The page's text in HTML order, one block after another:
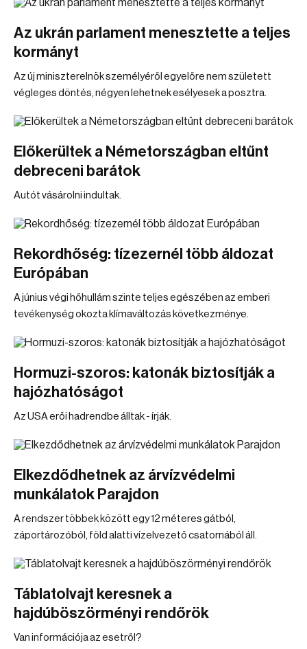
Az ukrán parlament menesztette a teljes
kormányt
Az új miniszterelnök személyéről egyelőre nem született
végleges döntés, négyen lehetnek esélyesek a posztra.
Előkerültek a Németországban eltűnt
debreceni barátok
Autót vásárolni indultak.
Rekordhőség: tízezernél több áldozat
Európában
A június végi hőhullám szinte teljes egészében az emberi
tevékenység okozta klímaváltozás következménye.
Hormuzi-szoros: katonák biztosítják a
hajózhatóságot
Az USA erői hadrendbe álltak - írják.
Elkezdődhetnek az árvízvédelmi
munkálatok Parajdon
A rendszer többek között egy 12 méteres gátból,
záportározóból, föld alatti vízelvezető csatornából áll.
Táblatolvajt keresnek a
hajdúböszörményi rendőrök
Van információja az esetről?